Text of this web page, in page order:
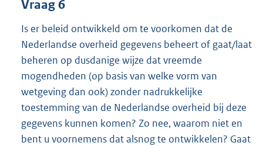
Vraag 6
Is er beleid ontwikkeld om te voorkomen dat de
Nederlandse overheid gegevens beheert of gaat/laat
beheren op dusdanige wijze dat vreemde
mogendheden (op basis van welke vorm van
wetgeving dan ook) zonder nadrukkelijke
toestemming van de Nederlandse overheid bij deze
gegevens kunnen komen? Zo nee, waarom niet en
bent u voornemens dat alsnog te ontwikkelen? Gaat